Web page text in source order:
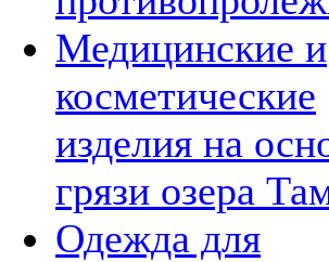
Медицинские и
косметические
изделия на
грязи озера
Одежда для